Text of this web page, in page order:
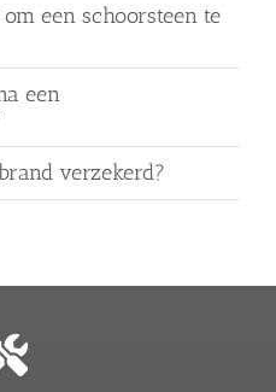
een schoorsteen te
een
verzekerd?